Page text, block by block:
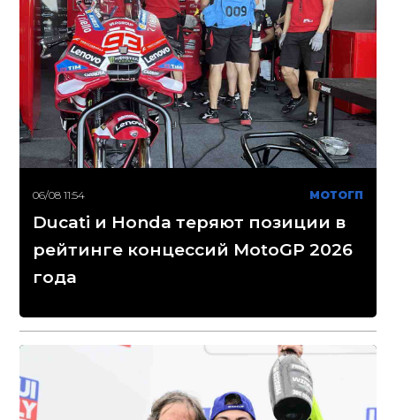
06/08 11:54 МОТОГП
Ducati и Honda теряют позиции в
рейтинге концессий MotoGP 2026
года